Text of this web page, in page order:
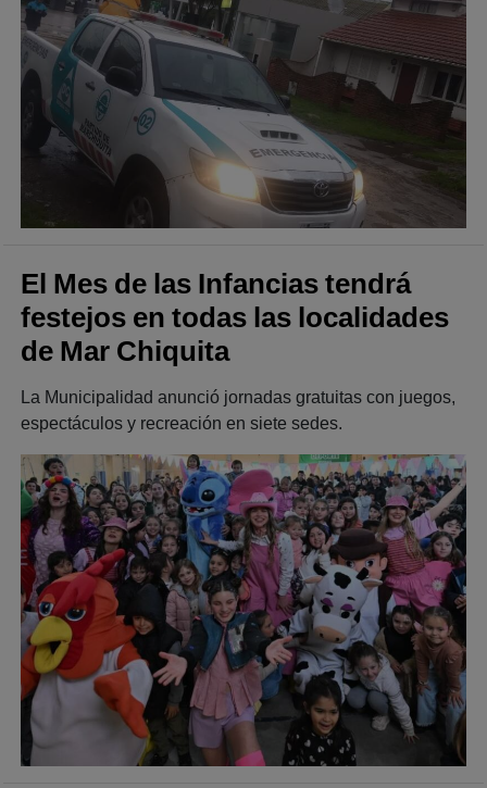
El Mes de las Infancias tendrá
festejos en todas las localidades
de Mar Chiquita
La Municipalidad anunció jornadas gratuitas con juegos,
espectáculos y recreación en siete sedes.